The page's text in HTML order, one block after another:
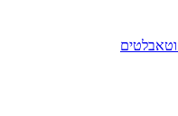
וטאבלטים